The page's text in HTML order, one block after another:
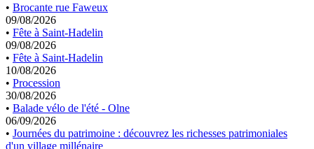
• Brocante rue Faweux
09/08/2026
• Fête à Saint-Hadelin
09/08/2026
• Fête à Saint-Hadelin
10/08/2026
• Procession
30/08/2026
• Balade vélo de l'été - Olne
06/09/2026
• Journées du patrimoine : découvrez les richesses patrimoniales
d'un village millénaire